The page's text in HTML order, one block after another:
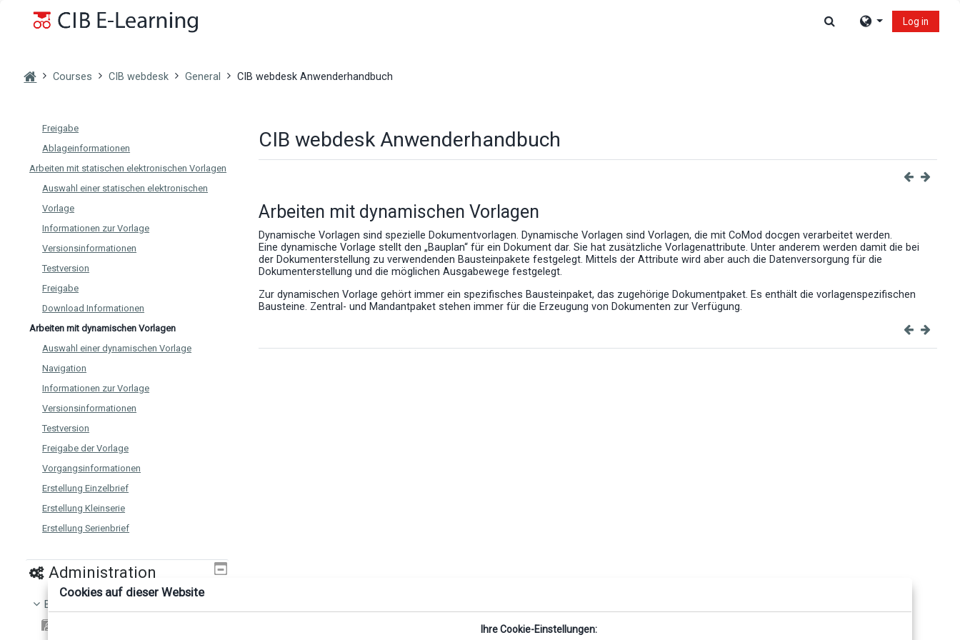
Toggle search input
Log in
Courses CIB webdesk General CIB webdesk Anwenderhandbuch
CIB webdesk Anwenderhandbuch
Arbeiten mit dynamischen Vorlagen
Dynamische Vorlagen sind spezielle Dokumentvorlagen. Dyna­mische Vorlagen sind Vorlagen, die mit CoMod docgen verarbeitet werden.
Eine dynamische Vorlage stellt den „Bauplan“ für ein Dokument dar. Sie hat zusätzliche Vorlagenattribute. Unter anderem werden damit die bei
der Dokumenterstellung zu verwendenden Bausteinpakete festgelegt. Mittels der Attribute wird aber auch die Datenversorgung für die
Dokumenterstellung und die möglichen Ausgabewege festgelegt.
Zur dynamischen Vorlage gehört immer ein spezifisches Bausteinpaket, das zugehörige Dokumentpaket. Es enthält die vorlagenspezifischen
Bausteine. Zentral- und Mandantpaket stehen immer für die Erzeugung von Dokumenten zur Verfügung.
Arbeiten mit körperlichen Vorlagen
Freigabe
Ablageinformationen
Arbeiten mit statischen elektronischen Vorlagen
Auswahl einer statischen elektronischen
Vorlage
Informationen zur Vorlage
Versionsinformationen
Testversion
Freigabe
Download Informationen
Arbeiten mit dynamischen Vorlagen
Auswahl einer dynamischen Vorlage
Navigation
Informationen zur Vorlage
Versionsinformationen
Testversion
Freigabe der Vorlage
Vorgangsinformationen
Erstellung Einzelbrief
Erstellung Kleinserie
Erstellung Serienbrief
Stapel- und Bündelliste
Testversion
Freigabe
Zwischenspeichern von Entwürfen
Administration
Book administration
Cookies auf dieser Website
Ihre Cookie-Einstellungen: